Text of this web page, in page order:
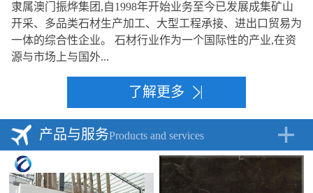
隶属澳门振烨集团,自1998年开始业务至今已发展成集矿山
开采、多品类石材生产加工、大型工程承接、进出口贸易为
一体的综合性企业。 石材行业作为一个国际性的产业,在资
源与市场上与国外...
了解更多
产品与服务Products and services